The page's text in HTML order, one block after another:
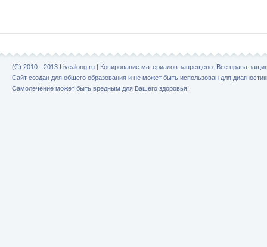
(C) 2010 - 2013 Livealong.ru | Копирование материалов запрещено. Все права
Сайт создан для общего образования и не может быть использован для
Самолечение может быть вредным для Вашего здоровья!